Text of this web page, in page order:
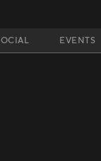
EVENTS